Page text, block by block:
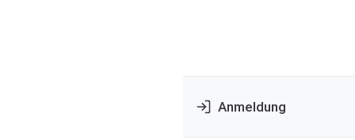
Anmeldung